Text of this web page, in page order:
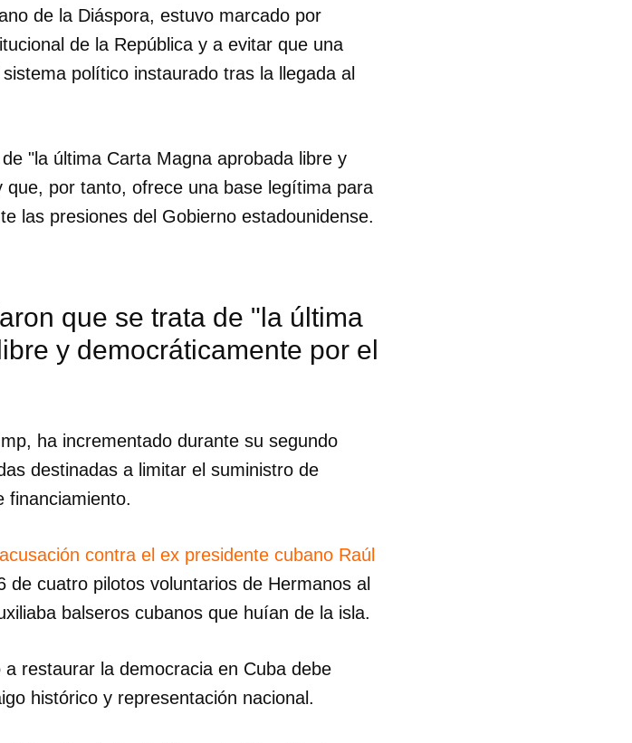
primero has de iniciar sesión con tu
de la Diáspora, estuvo marcado por
de la República y a evitar que una
político instaurado tras la llegada al
"la última Carta Magna aprobada libre y
por tanto, ofrece una base legítima para
las presiones del Gobierno estadounidense.
que se trata de "la última
y democráticamente por el
ha incrementado durante su segundo
destinadas a limitar el suministro de
financiamiento.
acusación contra el ex presidente cubano Raúl
cuatro pilotos voluntarios de Hermanos al
balseros cubanos que huían de la isla.
restaurar la democracia en Cuba debe
histórico y representación nacional.